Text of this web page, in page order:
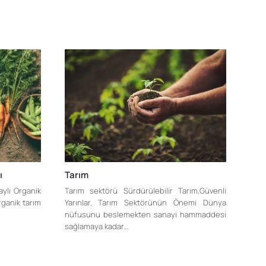
Organik
tarım
Tarım
Tarım sektörü Sürdürülebilir Tarım,Güvenli
Yarınlar. Tarım Sektörünün Önemi Dünya
nüfusunu beslemekten sanayi hammaddesi
sağlamaya kadar…